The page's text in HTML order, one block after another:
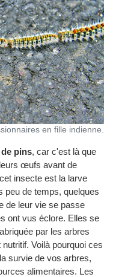
en fille indienne.
pins, car c'est là que
œufs avant de
insecte est la larve
peu de temps, quelques
de leur vie se passe
ont vus éclore. Elles se
par les arbres
Voilà pourquoi ces
survie de vos arbres,
alimentaires. Les